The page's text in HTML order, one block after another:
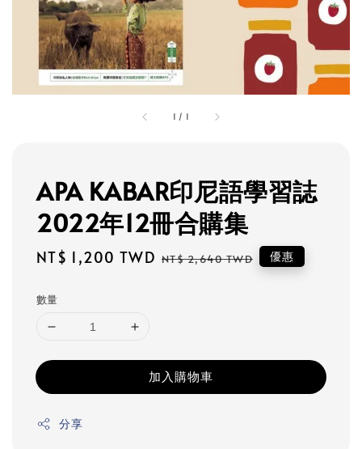
1 / 1
APA KABAR印尼語學習誌
2022年12冊合購集
Sale
NT$ 1,200 TWD Regular
NT$ 2,640 TWD 優惠
數量
加入購物車
分享